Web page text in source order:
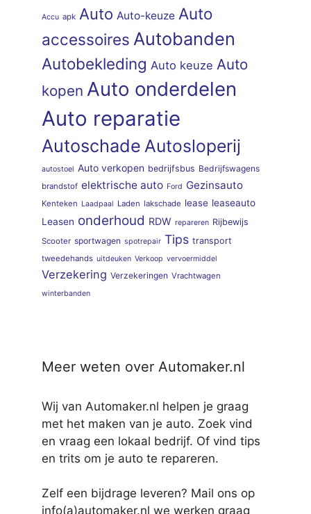
Accu apk Auto Auto-keuze Auto
accessoires Autobanden
Autobekleding Auto keuze Auto
kopen Auto onderdelen
Auto reparatie
Autoschade Autosloperij
autostoel Auto verkopen bedrijfsbus Bedrijfswagens
brandstof elektrische auto Ford Gezinsauto
Kenteken Laadpaal Laden lakschade lease leaseauto
Leasen onderhoud RDW repareren Rijbewijs
Scooter sportwagen spotrepair Tips transport
tweedehands uitdeuken Verkoop vervoermiddel
Verzekering Verzekeringen Vrachtwagen
winterbanden
Meer weten over Automaker.nl
Wij van Automaker.nl helpen je graag
met het maken van je auto. Zoek vind
en vraag een lokaal bedrijf. Of vind tips
en trits om je auto te repareren.
Zelf een bijdrage leveren? Mail ons op
info(a)automaker.nl we werken graag